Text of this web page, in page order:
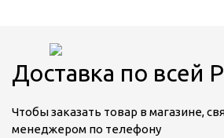
Доставка по всей
Чтобы заказать товар в магазине,
менеджером по телефону